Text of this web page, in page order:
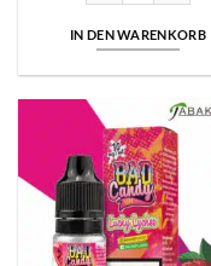
IN DEN WARENKORB